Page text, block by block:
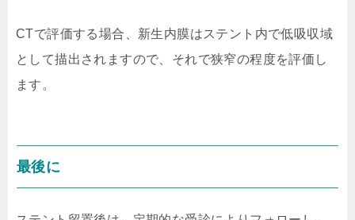
CTで評価する場合、新生内膜はステント内で低吸収域
として描出されますので、それで狭窄の程度を評価し
ます。
最後に